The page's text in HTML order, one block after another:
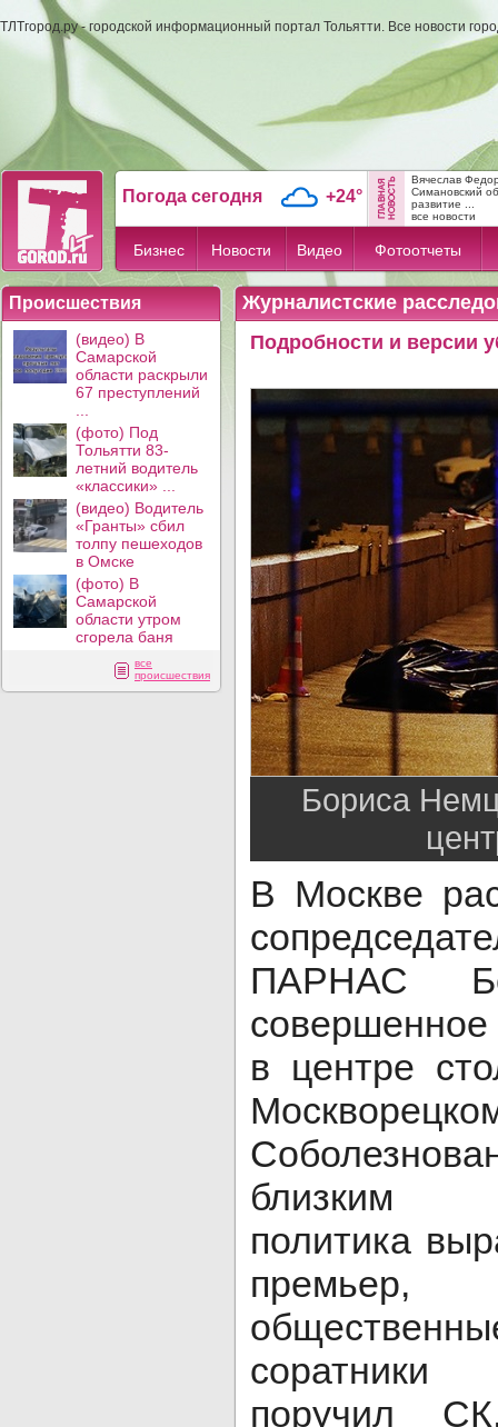
ТЛТгород.ру - городской информационный портал Тольятти. Все новости
Погода сегодня +24°
Вячеслав
Симановский
развитие ...
все новости
Бизнес Новости Видео Фотоотчеты
Происшествия
(видео) В
Самарской
области раскрыли
67 преступлений
(фото) Под
Тольятти 83-
летний водитель
«классики» ...
(видео) Водитель
«Гранты» сбил
толпу пешеходов
в Омске
(фото) В
Самарской
области утром
сгорела баня
все
происшествия
Журналистские
Подробности и версии
Бориса
В Москве
ПАРНАС
в центре
близким
политика
соратники
поручил